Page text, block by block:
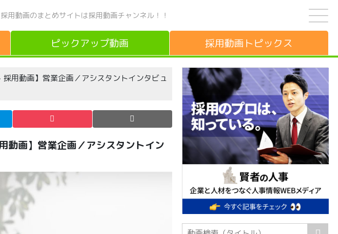
採用動画のまとめサイトは採用動画チャンネル！！
ピックアップ動画 採用動画 トピックス
用動画】営業企画／アシスタントインタビュ
動画】営業企画／アシスタントイン